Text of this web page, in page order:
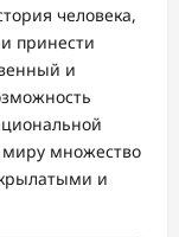
человека,
принести
и
миру множество
и